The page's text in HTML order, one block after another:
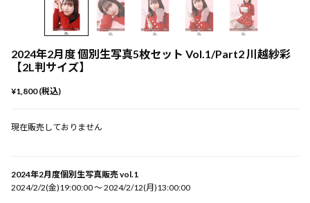
2024年2月度 個別生写真5枚セット Vol.1/Part2 川越紗彩
【2L判サイズ】
¥1,800 (税込)
現在販売しておりません
2024年2月度個別生写真販売 vol.1
2024/2/2(金)19:00:00 〜 2024/2/12(月)13:00:00